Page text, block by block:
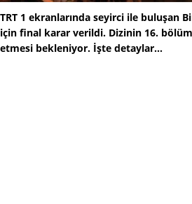
TRT 1 ekranlarında seyirci ile buluşan
için final karar verildi. Dizinin 16.
etmesi bekleniyor. İşte detaylar...